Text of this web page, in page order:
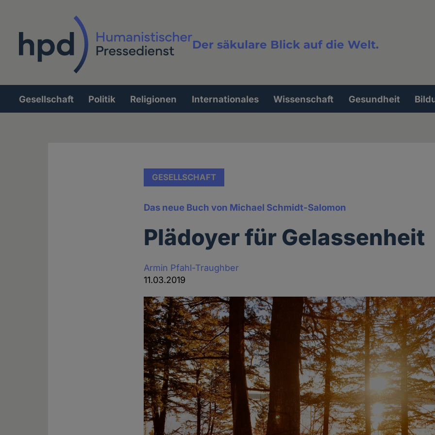
Der säkulare Blick auf die Welt.
Volltextsuche
Hauptnavigation
Gesellschaft Politik Religionen Internationales Wissenschaft Gesundheit
GESELLSCHAFT
Das neue Buch von Michael Schmidt-Salomon
Plädoyer für Gelassenheit
Armin Pfahl-Traughber
11.03.2019